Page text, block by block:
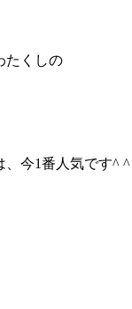
たくしの
、今1番人気です^ ^